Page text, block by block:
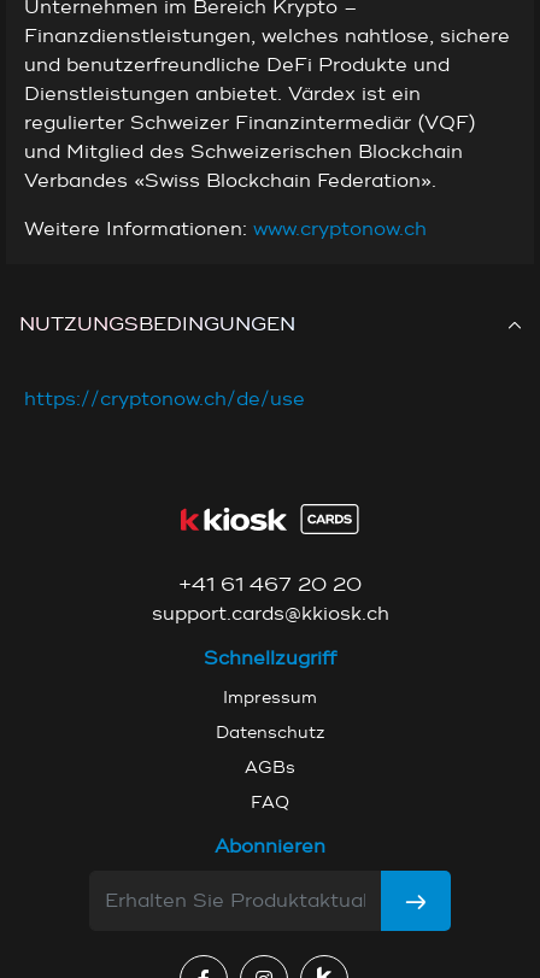
Unternehmen im Bereich Krypto –
Finanzdienstleistungen, welches nahtlose, sichere
und benutzerfreundliche DeFi Produkte und
Dienstleistungen anbietet. Värdex ist ein
regulierter Schweizer Finanzintermediär (VQF)
und Mitglied des Schweizerischen Blockchain
Verbandes «Swiss Blockchain Federation».
Weitere Informationen: www.cryptonow.ch
NUTZUNGSBEDINGUNGEN
https://cryptonow.ch/de/use
+41 61 467 20 20
support.cards@kkiosk.ch
Schnellzugriff
Impressum
Datenschutz
AGBs
FAQ
Abonnieren